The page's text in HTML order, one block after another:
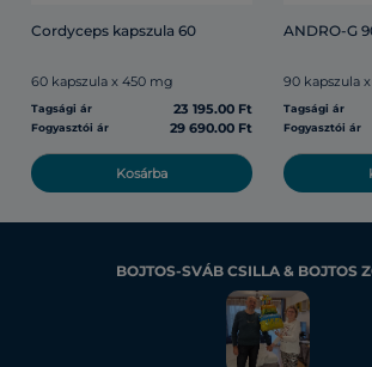
Cordyceps kapszula 60
60 kapszula x 450 mg
Tagsági ár 23 195.00 Ft
Fogyasztói ár 29 690.00 Ft
Kosárba
ANDRO-G
90 kapszula
Tagsági ár
Fogyasztói ár
BOJTOS-SVÁB CSILLA & BOJTOS